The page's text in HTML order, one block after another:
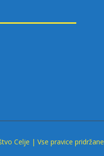
Celje | Vse pravice pridržane